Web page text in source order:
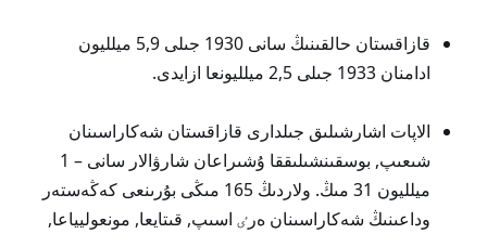
قازاقستان حالقىنىڭ سانى 1930 جىلى 5,9 ميلليون
ادامنان 1933 جىلى 2,5 ميلليونعا ازايدى.
الاپات اشارشىلىق جىلدارى قازاقستان شەكاراسىنان
شىعىپ, بوسقىنشىلىققا ۇشىراعان شارۋالار سانى – 1
ميلليون 31 مىڭ. ولاردىڭ 165 مىڭى بۇرىنعى كەڭەستەر
وداعىنىڭ شەكاراسىنان ەرٸ اسىپ, قىتايعا, مونعوليياعا,